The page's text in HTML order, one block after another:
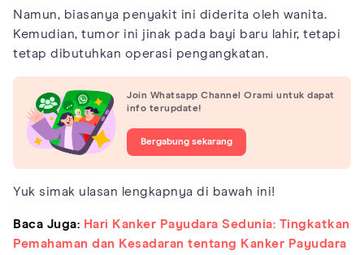
Namun, biasanya penyakit ini diderita oleh wanita.
Kemudian, tumor ini jinak pada bayi baru lahir, tetapi
tetap dibutuhkan operasi pengangkatan.
Join Whatsapp Channel Orami untuk dapat
info terupdate!
Bergabung sekarang
Yuk simak ulasan lengkapnya di bawah ini!
Baca Juga: Hari Kanker Payudara Sedunia: Tingkatkan
Pemahaman dan Kesadaran tentang Kanker Payudara